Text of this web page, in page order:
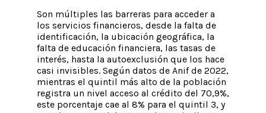
Son múltiples las barreras para acceder a
los servicios financieros, desde la falta de
identificación, la ubicación geográfica, la
falta de educación financiera, las tasas de
interés, hasta la autoexclusión que los hace
casi invisibles. Según datos de Anif de 2022,
mientras el quintil más alto de la población
registra un nivel acceso al crédito del 70,9%,
este porcentaje cae al 8% para el quintil 3, y